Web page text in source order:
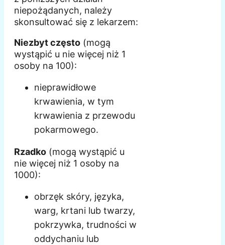
niepożądanych, należy
skonsultować się z lekarzem:
Niezbyt często (mogą
wystąpić u nie więcej niż 1
osoby na 100):
nieprawidłowe
krwawienia, w tym
krwawienia z przewodu
pokarmowego.
Rzadko (mogą wystąpić u
nie więcej niż 1 osoby na
1000):
obrzęk skóry, języka,
warg, krtani lub twarzy,
pokrzywka, trudności w
oddychaniu lub